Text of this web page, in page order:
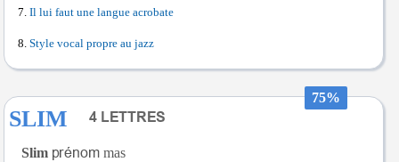
Il lui faut une langue acrobate
Style vocal propre au jazz
75%
SLIM
Slim mas